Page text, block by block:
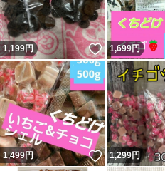
1,199円 いいね！
1,699円
1,499円 いいね！
1,299円